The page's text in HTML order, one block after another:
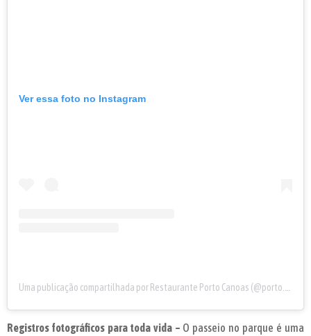
Ver essa foto no Instagram
Registros fotográficos para toda vida – O passeio no parque é uma